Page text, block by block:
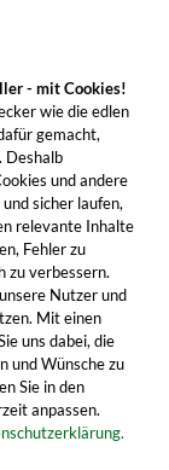
- mit Cookies!
wie die edlen
gemacht,
Deshalb
und andere
sicher laufen,
relevante Inhalte
Fehler zu
zu verbessern.
Nutzer und
Mit einen
uns dabei, die
und Wünsche zu
Sie in den
anpassen.